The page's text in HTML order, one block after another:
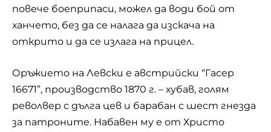
повече боеприпаси, можел да води бой от
ханчето, без да се налага да изскача на
открито и да се излага на прицел.
Оръжието на Левски е австрийски “Гасер
16671”, производство 1870 г. – хубав, голям
револвер с дълга цев и барабан с шест гнезда
за патроните. Набавен му е от Христо